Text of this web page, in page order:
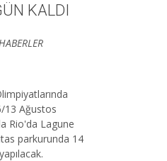
KALDI
13 Ağustos
Rio'da Lagune
parkurunda 14